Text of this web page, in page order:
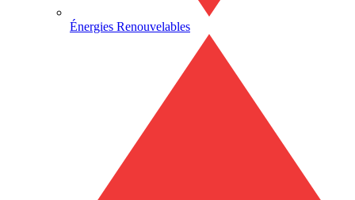
Énergies Renouvelables